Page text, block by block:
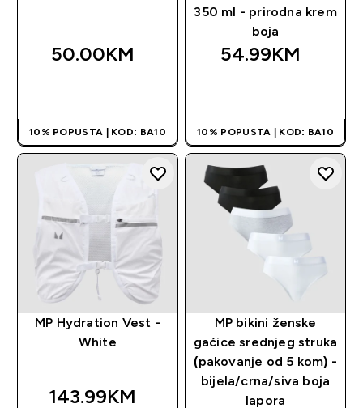
50.00KM‎
10% POPUSTA | KOD: BA10
350 ml - prirodna krem
boja
54.99KM‎
10% POPUSTA | KOD: BA10
MP Hydration Vest -
White
143.99KM‎
MP bikini ženske
gaćice srednjeg struka
(pakovanje od 5 kom) -
bijela/crna/siva boja
lapora